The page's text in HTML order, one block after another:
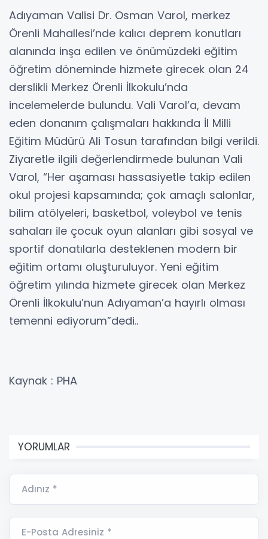
Adıyaman Valisi Dr. Osman Varol, merkez
Örenli Mahallesi’nde kalıcı deprem konutları
alanında inşa edilen ve önümüzdeki eğitim
öğretim döneminde hizmete girecek olan 24
derslikli Merkez Örenli İlkokulu’nda
incelemelerde bulundu. Vali Varol’a, devam
eden donanım çalışmaları hakkında İl Milli
Eğitim Müdürü Ali Tosun tarafından bilgi verildi.
Ziyaretle ilgili değerlendirmede bulunan Vali
Varol, “Her aşaması hassasiyetle takip edilen
okul projesi kapsamında; çok amaçlı salonlar,
bilim atölyeleri, basketbol, voleybol ve tenis
sahaları ile çocuk oyun alanları gibi sosyal ve
sportif donatılarla desteklenen modern bir
eğitim ortamı oluşturuluyor. Yeni eğitim
öğretim yılında hizmete girecek olan Merkez
Örenli İlkokulu’nun Adıyaman’a hayırlı olması
temenni ediyorum”dedi..
Kaynak : PHA
YORUMLAR
Adınız *
E-Posta Adresiniz *